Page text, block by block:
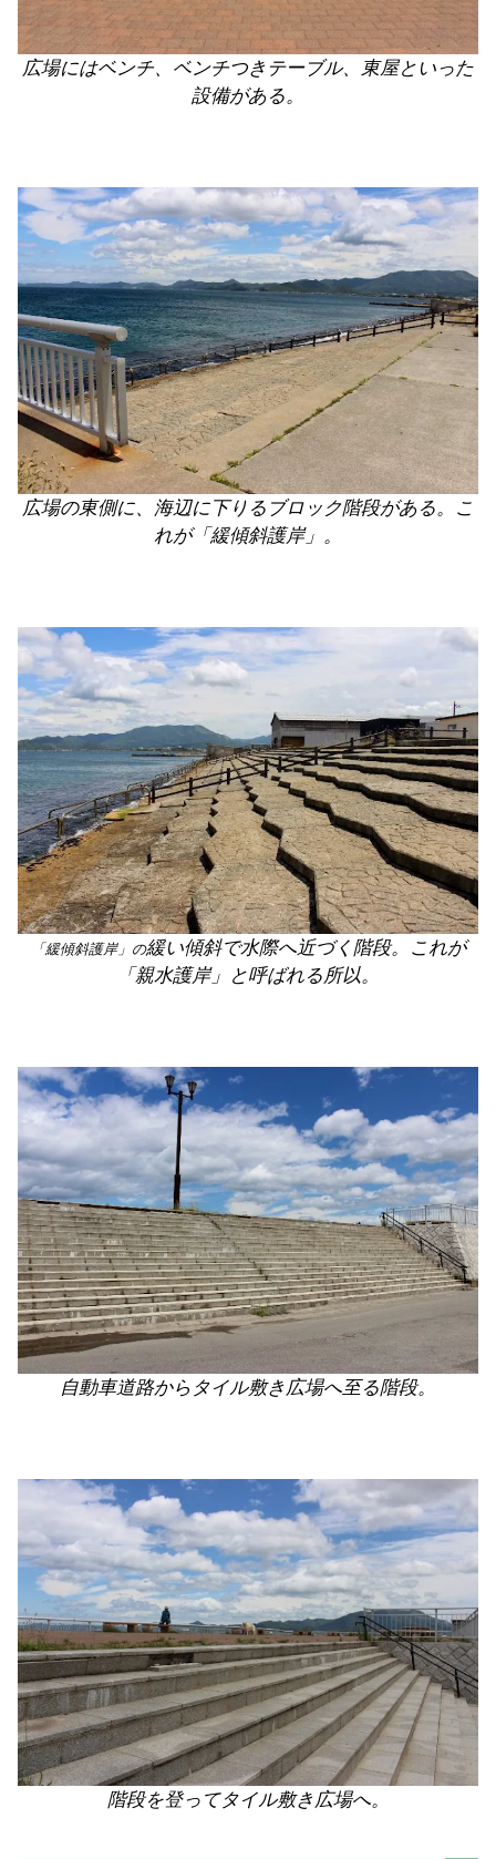
広場にはベンチ、ベンチつきテーブル、東屋といった
設備がある。
広場の東側に、海辺に下りるブロック階段がある。こ
れが「緩傾斜護岸」。
「緩傾斜護岸」の緩い傾斜で水際へ近づく階段。これが
「親水護岸」と呼ばれる所以。
自動車道路からタイル敷き広場へ至る階段。
階段を登ってタイル敷き広場へ。